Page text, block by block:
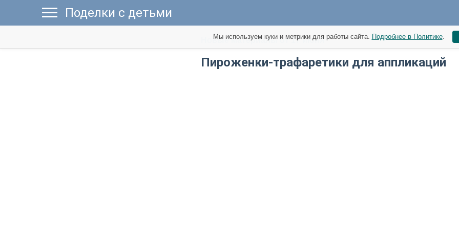
Поделки с детьми
Новые материалы от 17 июня
Пироженки-трафаретики для аппликаций
Мы используем куки и метрики для работы сайта. Подробнее в Политике.